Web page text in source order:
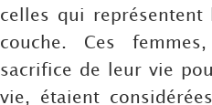
celles qui
couche. Ces
sacrifice de leur vie
vie, étaient